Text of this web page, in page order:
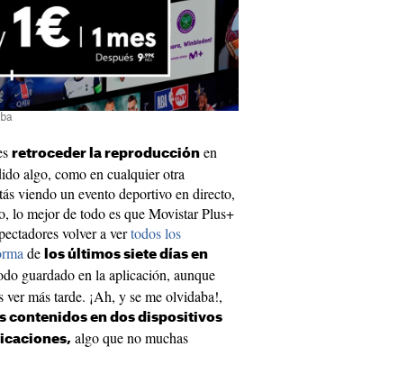
retroceder la reproducción en
algo, como en cualquier otra
viendo un evento deportivo en directo,
lo mejor de todo es que Movistar Plus+
volver a vertodos los
de los últimos siete días en
guardado en la aplicación, aunque
más tarde. ¡Ah, y se me olvidaba!,
contenidos en dos dispositivos
algo que no muchas